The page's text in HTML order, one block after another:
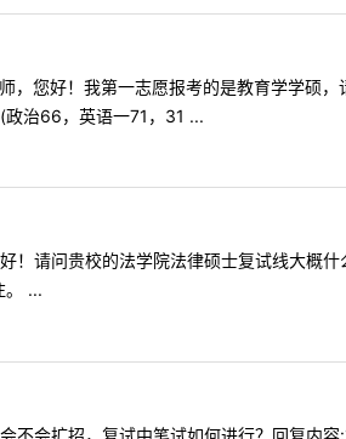
您好！我第一志愿报考的是教育学学硕，
治66，英语一71，31 ...
请问贵校的法学院法律硕士复试线大概什
。 ...